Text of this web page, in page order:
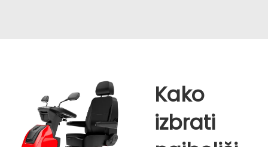
Kako
izbrati